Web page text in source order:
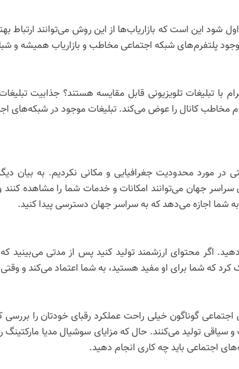
شود این است که بازاریاب‌ها از این روش می‌توانند ارتباط
پلتفرم‌های شبکه اجتماعی مخاطب و بازاریاب همیشه و
با تبلیغات تلویزیونی قابل مقایسه هستند؟ جذابیت
مخاطب کانال را عوض می‌کند. تبلیغات موجود در شبکه‌های
محدودیت جغرافیایی و مکانی نکردیم. به بیان دیگر
جهان می‌توانند امکانات و خدمات شما را مشاهده کنند
شما اجازه می‌دهد که به سراسر جهان دسترسی پیدا کنید.
اگر محتوای ارزشمند تولید کنید پس از مدتی می‌بینید
که شما برای او مفید هستید، به شما اعتماد می‌کند و
گوناگون خیلی راحت عملکرد رقبای خودتان را
تولید می‌کنند. حال که مزایای سوشیال مدیا مارکتینگ
اجتماعی باید چه کاری انجام دهید.